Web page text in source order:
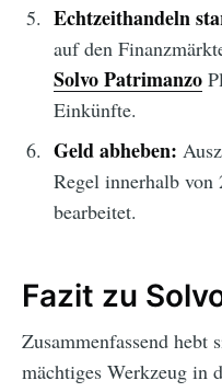
Echtzeithandeln
auf den
Solvo Patrimanzo
Einkünfte.
Geld abheben:
Regel innerhalb von
bearbeitet.
Fazit zu
Zusammenfassend hebt
mächtiges Werkzeug in